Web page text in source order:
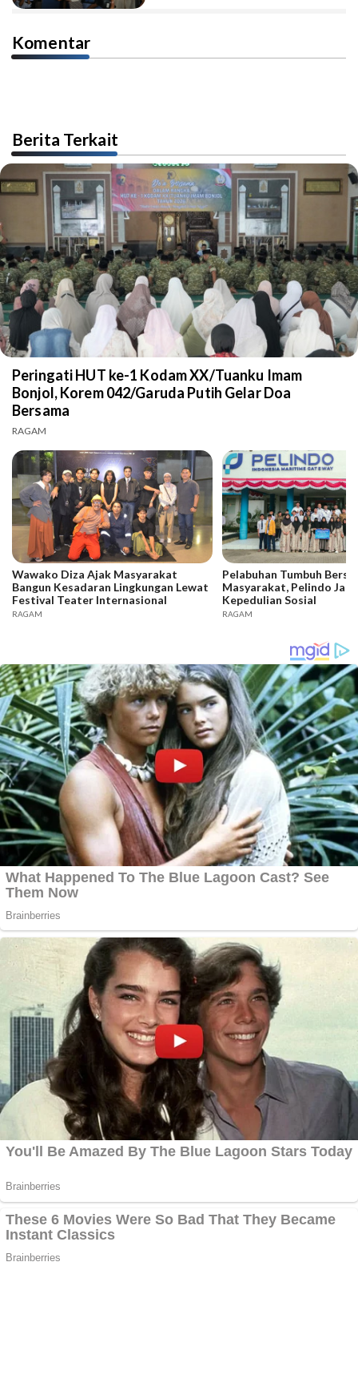
Komentar
Berita Terkait
Peringati HUT ke-1 Kodam XX/Tuanku Imam
Bonjol, Korem 042/Garuda Putih Gelar Doa
Bersama
RAGAM
Wawako Diza Ajak Masyarakat
Bangun Kesadaran Lingkungan Lewat
Festival Teater Internasional
RAGAM
Pelabuhan Tumbuh
Masyarakat, Pelindo
Kepedulian Sosial
RAGAM